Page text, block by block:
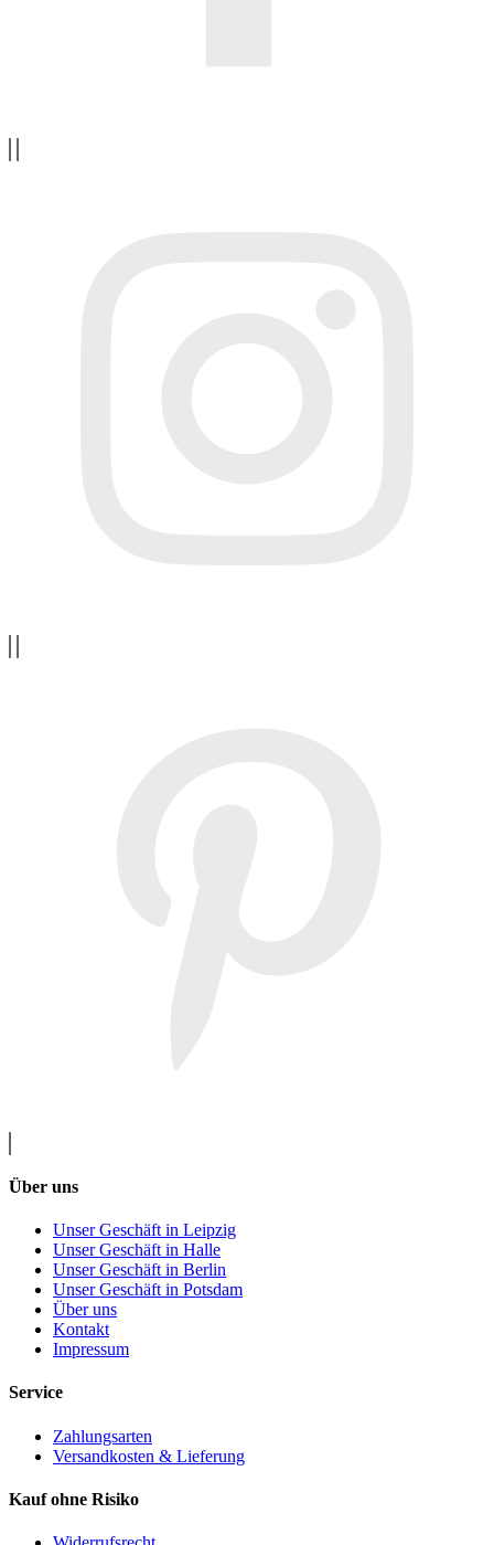
Über uns
Unser Geschäft in Leipzig
Unser Geschäft in Halle
Unser Geschäft in Berlin
Unser Geschäft in Potsdam
Über uns
Kontakt
Impressum
Service
Zahlungsarten
Versandkosten & Lieferung
Kauf ohne Risiko